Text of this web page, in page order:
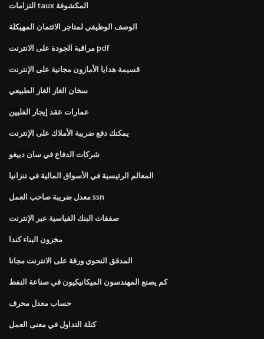
التزامات taux المكشوفة
الوصف الوظيفي لمتاجر الائتمان المهيكلة
مراقبة الجودة على الانترنت pdf
قسيمة هدايا الأمازون مجانية على الإنترنت
سخان الغاز الغاز الطبيعي
عمارات عقد إيجار الفلبين
يمكنك دفع ضريبة الأملاك على الإنترنت
شركات الدفاع في سان دييغو
المعالم الرئيسية في الأسواق المالية في تنزانيا
معدل ضريبة صاحب العمل ssn
صفقات البنك القياسية عبر الإنترنت
مخزون البناء كندا
المدقق النحوي ورقة على الانترنت مجانا
كم يصنع المهندسون الميكانيكيون في صناعة النفط
حساب معدل محرف
كتلة التداول في معنى العمل